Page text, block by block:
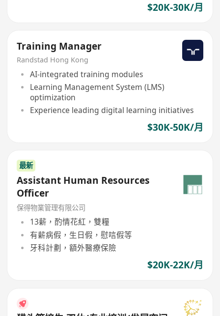
$20K-30K/月
Training Manager
Randstad Hong Kong
AI-integrated training modules
Learning Management System (LMS)
optimization
Experience leading digital learning initiatives
$30K-50K/月
最新
Assistant Human Resources
Officer
保得物業管理有限公司
13薪，酌情花紅，雙糧
有薪病假，生日假，慰唁假等
牙科計劃，額外醫療保險
$20K-22K/月